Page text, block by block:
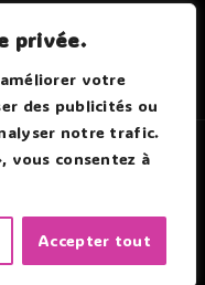
privée.
votre
des publicités ou
notre trafic.
vous consentez à
Accepter tout
- Agence web